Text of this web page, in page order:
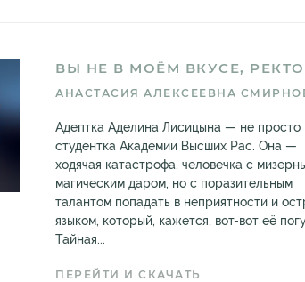
ВЫ НЕ В МОЁМ ВКУСЕ,
АНАСТАСИЯ АЛЕКСЕЕВНА
Адептка Аделина Лисицына — не просто
студентка Академии Высших Рас. Она —
ходячая катастрофа, человечка с
магическим даром, но с поразительным
талантом попадать в неприятности и
языком, который, кажется, вот-вот её
Тайная...
ПЕРЕЙТИ И СКАЧАТЬ